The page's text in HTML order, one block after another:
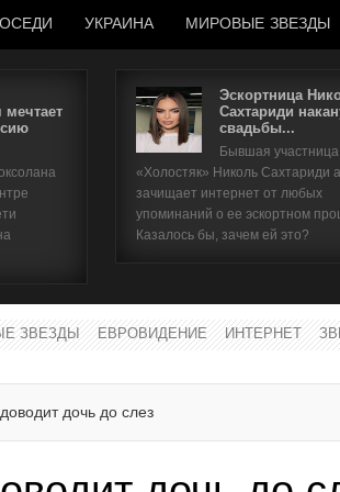
УКРАИНА МИРОВЫЕ ЗВЕЗДЫ
мечтает
Эскортница
Сахтариди
свадьбы...
Бывшая
«Холостяк» Николь Сахтариди
зачищает интернет от любых
упоминаний о ее эскортном
Казалось бы, зачем ей это?
ЗВЕЗДЫ ЕВРОВИДЕНИЕ ИНТЕРНЕТ
дочь до слез